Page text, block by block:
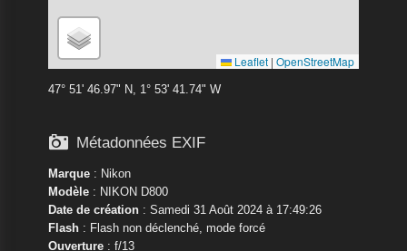
Leaflet | OpenStreetMap
47° 51' 46.97" N, 1° 53' 41.74" W
 Métadonnées EXIF
Marque: Nikon
Modèle: NIKON D800
Date de création: Samedi 31 Août 2024 à 17:49:26
Flash: Flash non déclenché, mode forcé
Ouverture: f/13